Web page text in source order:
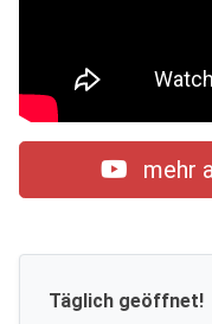
mehr
Täglich geöffnet!